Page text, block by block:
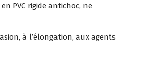
PVC rigide antichoc, ne
à l’élongation, aux agents